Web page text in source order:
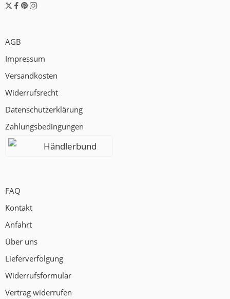
AGB
Impressum
Versandkosten
Widerrufsrecht
Datenschutzerklärung
Zahlungsbedingungen
Händlerbund
FAQ
Kontakt
Anfahrt
Über uns
Lieferverfolgung
Widerrufsformular
Vertrag widerrufen